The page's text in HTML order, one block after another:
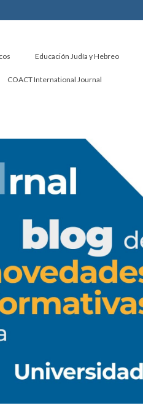
Educación Judía y Hebreo
COACT International Journal